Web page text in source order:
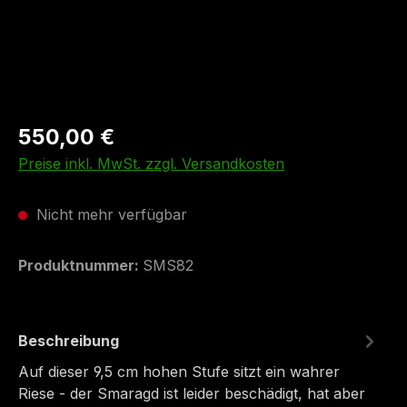
550,00 €
Preise inkl. MwSt. zzgl. Versandkosten
Nicht mehr verfügbar
Produktnummer: SMS82
Beschreibung
Auf dieser 9,5 cm hohen Stufe sitzt ein wahrer
Riese - der Smaragd ist leider beschädigt, hat aber